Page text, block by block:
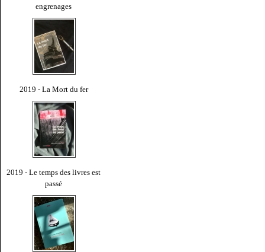
engrenages
2019 - La Mort du fer
2019 - Le temps des livres est
passé